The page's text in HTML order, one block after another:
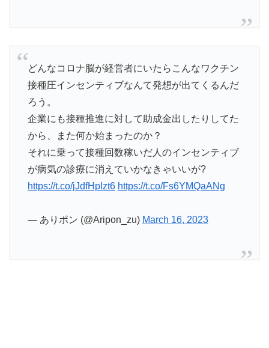
どんなコロナ脳が経営者にいたらこんなワクチン
接種圧インセンティブなんて発想が出てくるんだ
ろう。
企業にも接種推進に対して助成金出したりしてた
から、また何か始まったのか？
それに乗って接種回数稼いだ人のインセンティブ
が病気の診療に消えていかなきゃいいが?
https://t.co/jJdfHpIzt6 https://t.co/Fs6YMQaANg
— ありポン (@Aripon_zu) March 16, 2023